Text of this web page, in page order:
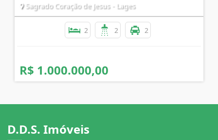
Sagrado Coração de Jesus - Lages
2 2 2
R$ 1.000.000,00
D.D.S. Imóveis